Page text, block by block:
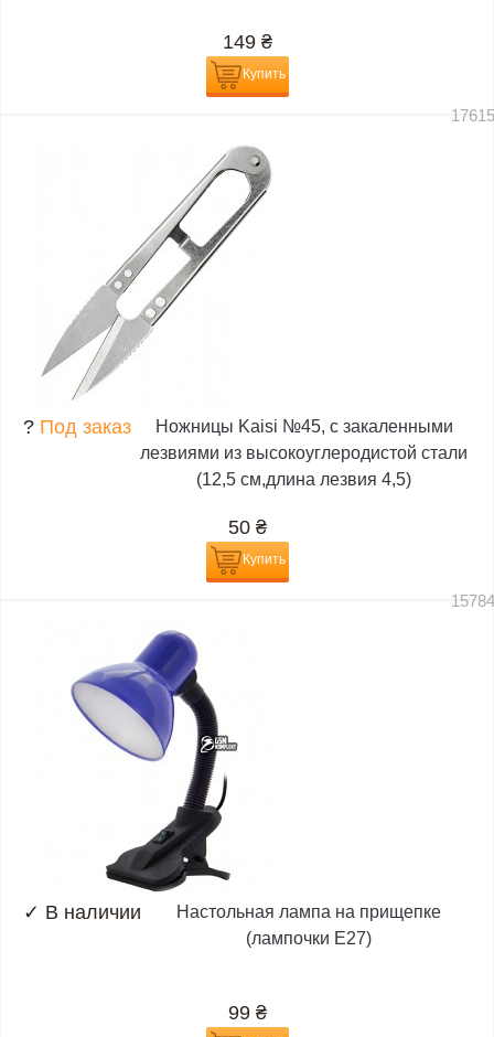
149 ₴
Купить
? Под заказ
Ножницы Kaisi №45, с закаленными
лезвиями из высокоуглеродистой стали
(12,5 см,длина лезвия 4,5)
50 ₴
Купить
✓ В наличии
Настольная лампа на прищепке
(лампочки E27)
99 ₴